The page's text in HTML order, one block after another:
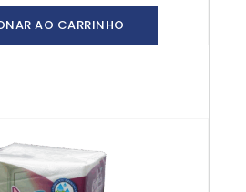
AO CARRINHO